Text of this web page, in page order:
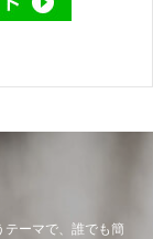
テーマで、誰でも簡